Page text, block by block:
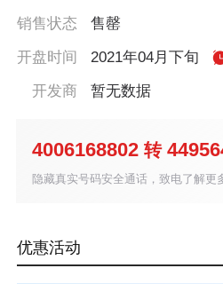
销售状态
售罄
开盘时间
2021年04月下旬
开发商
暂无数据
4006168802 转
隐藏真实号码安全通话，致电了解更
优惠活动